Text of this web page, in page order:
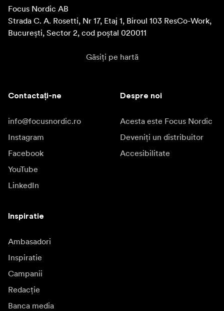
Focus Nordic AB
Strada C. A. Rosetti, Nr 17, Etaj 1, Biroul 103 ResCo-Work,
București, Sector 2, cod poștal 020011
Găsiți pe hartă
Contactați-ne
info@focusnordic.ro
Instagram
Facebook
YouTube
LinkedIn
Despre noi
Acesta este Focus Nordic
Deveniți un distribuitor
Accesibilitate
Inspiratie
Ambasadori
Inspiratie
Campanii
Redacție
Banca media